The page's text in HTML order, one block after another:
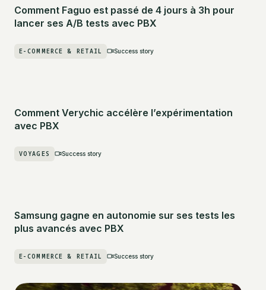
Comment Faguo est passé de 4 jours à 3h pour
lancer ses A/B tests avec PBX
E-COMMERCE & RETAIL Success story
Comment Verychic accélère l’expérimentation
avec PBX
VOYAGES Success story
Samsung gagne en autonomie sur ses tests les
plus avancés avec PBX
E-COMMERCE & RETAIL Success story